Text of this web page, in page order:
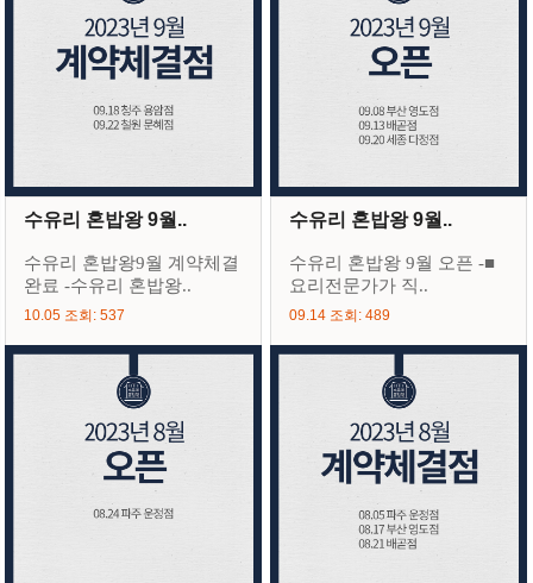
수유리 혼밥왕 9월..
수유리 혼밥왕9월 계약체결
완료 -수유리 혼밥왕..
10.05 조회: 537
수유리 혼밥왕 9월..
수유리 혼밥왕 9월 오픈 -■
요리전문가가 직..
09.14 조회: 489